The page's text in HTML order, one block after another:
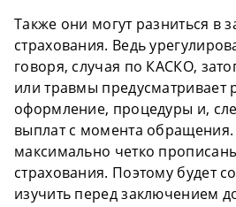
Также они могут разниться в
страхования. Ведь
говоря, случая по КАСКО,
или травмы предусматривает
оформление, процедуры и,
выплат с момента обращения.
максимально четко
страхования. Поэтому будет
изучить перед заключением